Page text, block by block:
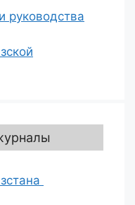
руководства